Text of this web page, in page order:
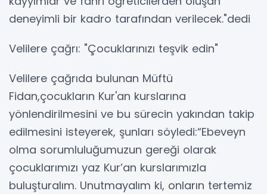
deneyimli bir kadro tarafından verilecek."dedi
Velilere çağrı: "Çocuklarınızı teşvik edin"
Velilere çağrıda bulunan Müftü
Fidan,çocukların Kur'an kurslarına
yönlendirilmesini ve bu sürecin yakından takip
edilmesini isteyerek, şunları söyledi:“Ebeveyn
olma sorumluluğumuzun gereği olarak
çocuklarımızı yaz Kur’an kurslarımızla
buluşturalım. Unutmayalım ki, onların tertemiz